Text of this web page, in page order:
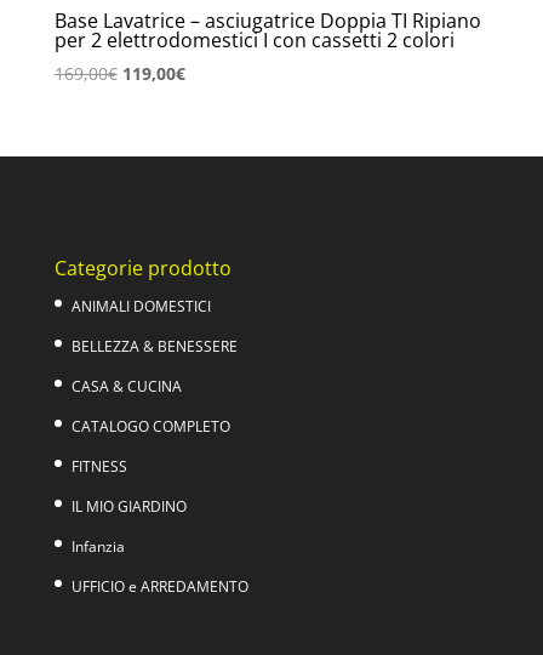
Base Lavatrice – asciugatrice Doppia TI Ripiano
per 2 elettrodomestici I con cassetti 2 colori
169,00€ Il
era:
119,00€Il
è:
Categorie prodotto
ANIMALI DOMESTICI
BELLEZZA & BENESSERE
CASA & CUCINA
CATALOGO COMPLETO
FITNESS
IL MIO GIARDINO
Infanzia
UFFICIO e ARREDAMENTO